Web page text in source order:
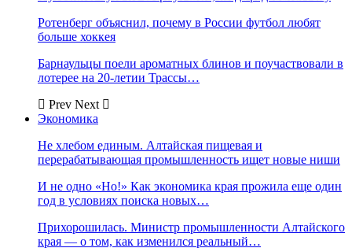
Ротенберг объяснил, почему в России футбол любят
больше хоккея
Барнаульцы поели ароматных блинов и поучаствовали в
лотерее на 20-летии Трассы…
Prev Next
Экономика
Не хлебом единым. Алтайская пищевая и
перерабатывающая промышленность ищет новые ниши
И не одно «Но!» Как экономика края прожила еще один
год в условиях поиска новых…
Прихорошилась. Министр промышленности Алтайского
края — о том, как изменился реальный…